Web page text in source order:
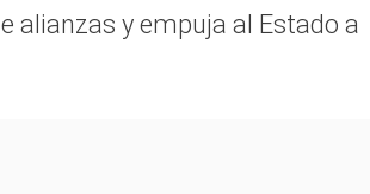
alianzas y empuja al Estado a